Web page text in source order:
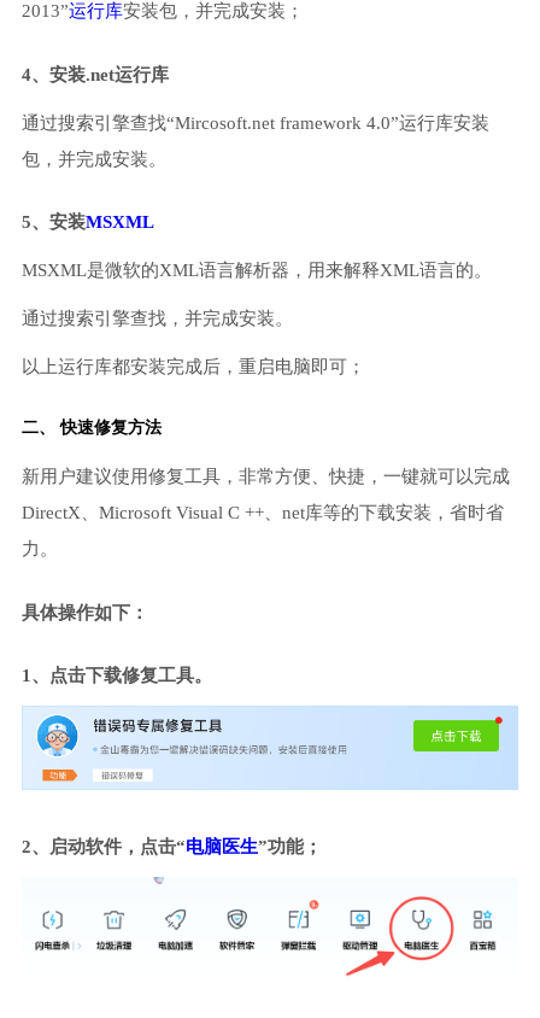
2013”运行库安装包，并完成安装；
4、安装.net运行库
通过搜索引擎查找“Mircosoft.net framework 4.0”运行库安装
包，并完成安装。
5、安装MSXML
MSXML是微软的XML语言解析器，用来解释XML语言的。
通过搜索引擎查找，并完成安装。
以上运行库都安装完成后，重启电脑即可；
二、 快速修复方法
新用户建议使用修复工具，非常方便、快捷，一键就可以完成
DirectX、Microsoft Visual C ++、net库等的下载安装，省时省
力。
具体操作如下：
1、点击下载修复工具。
2、启动软件，点击“电脑医生”功能；